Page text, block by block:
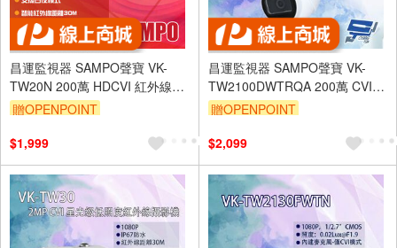
昌運監視器 SAMPO聲寶 VK-
TW20N 200萬 HDCVI 紅外線槍
型攝影機 紅外線30M IP67
贈OPENPOINT
$1,999
昌運監視器 SAMPO聲寶 VK-
TW2100DWTRQA 200萬 CVI
紅外線攝影機 內建麥克風 紅外
贈OPENPOINT
$2,099